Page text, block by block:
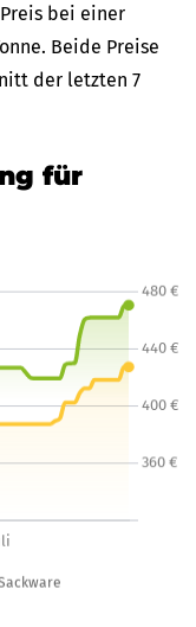
bei einer
Beide Preise
der letzten 7
für